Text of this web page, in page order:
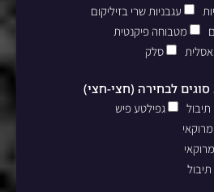
עגבניות שרי בזיליקום
מטבוחה פיקנטית
סלק
גפילטע פיש